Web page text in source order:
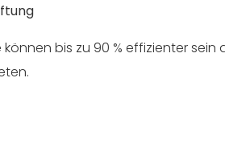
bis zu 90 % effizienter sein